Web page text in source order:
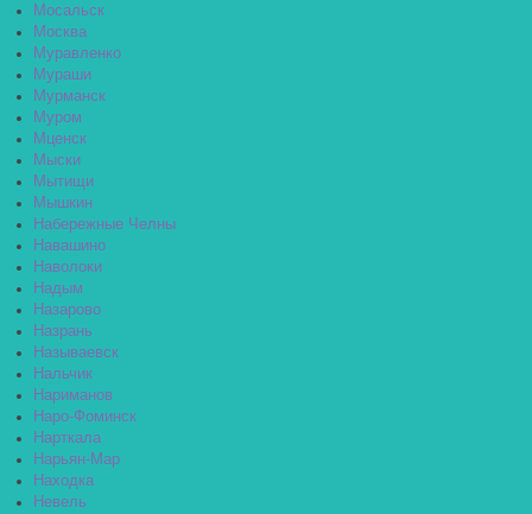
Мосальск
Москва
Муравленко
Мураши
Мурманск
Муром
Мценск
Мыски
Мытищи
Мышкин
Набережные Челны
Навашино
Наволоки
Надым
Назарово
Назрань
Называевск
Нальчик
Нариманов
Наро-Фоминск
Нарткала
Нарьян-Мар
Находка
Невель